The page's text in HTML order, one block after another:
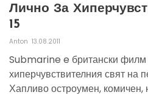
Лично За
15
Anton 13.08.2011
Submarine e британски
хиперчувствителния свят на
Хапливо остроумен, комичен,